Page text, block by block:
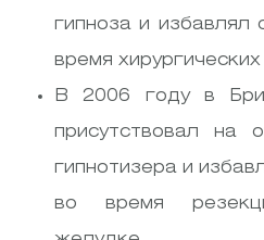
гипноза и избавлял
время хирургических
В 2006 году в
присутствовал на
гипнотизера и
во время